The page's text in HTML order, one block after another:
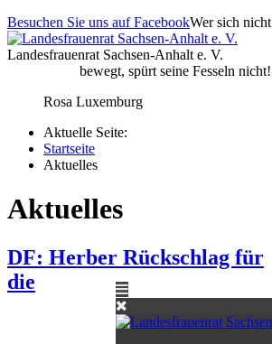
Besuchen Sie uns auf Facebook
Landesfrauenrat Sachsen-Anhalt e. V.
Wer sich nicht
bewegt, spürt seine Fesseln nicht!
Rosa Luxemburg
Aktuelle Seite:
Startseite
Aktuelles
Aktuelles
DF: Herber Rückschlag für
die